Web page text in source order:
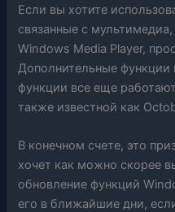
Если вы хотите
связанные с
Windows Media Player,
Дополнительные функции
функции все еще
также известной как
В конечном счете, это
хочет как можно скорее
обновление функций
его в ближайшие дни,